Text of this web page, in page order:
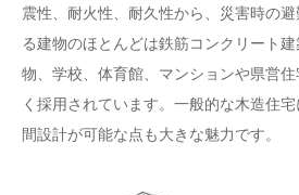
震性、耐火性、耐久性から、災害時の
る建物のほとんどは鉄筋コンクリート
物、学校、体育館、マンションや県営
く採用されています。一般的な木造住
間設計が可能な点も大きな魅力です。